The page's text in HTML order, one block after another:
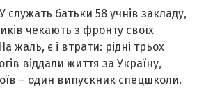
служать батьки 58 учнів закладу,
чекають з фронту своїх
жаль, є і втрати: рідні трьох
віддали життя за Україну,
– один випускник спецшколи.